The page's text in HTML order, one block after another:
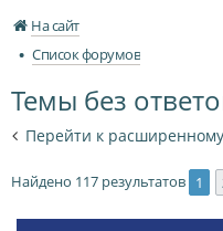
На сайт
Список форумов
Темы без
Перейти к
Найдено 117 результатов 1